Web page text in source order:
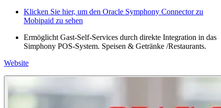
Klicken Sie hier, um den Oracle Symphony Connector zu
Mobipaid zu sehen
Ermöglicht Gast-Self-Services durch direkte Integration in das
Simphony POS-System. Speisen & Getränke /Restaurants.
Website